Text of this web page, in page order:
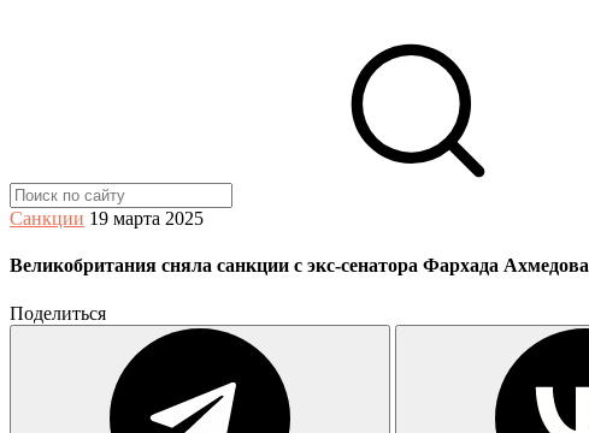
Санкции 19 марта 2025
Великобритания сняла санкции с экс-сенатора Фархада Ахмедова
Поделиться